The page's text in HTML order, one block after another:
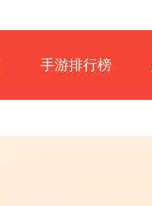
手游排行榜